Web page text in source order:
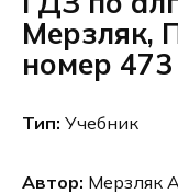
Мерзляк,
номер 473
Тип: Учебник
Автор: Мерзляк